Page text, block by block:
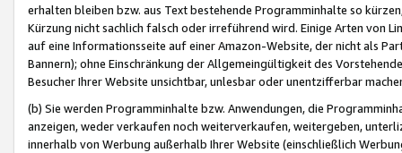
erhalten bleiben bzw. aus Text bestehende Programminhalte so
Kürzung nicht sachlich falsch oder irreführend wird. Einige Arten von
auf eine Informationsseite auf einer Amazon-Website, der nicht als
Bannern); ohne Einschränkung der Allgemeingültigkeit des
Besucher Ihrer Website unsichtbar, unlesbar oder unentzifferbar
(b) Sie werden Programminhalte bzw. Anwendungen, die
anzeigen, weder verkaufen noch weiterverkaufen, weitergeben,
innerhalb von Werbung außerhalb Ihrer Website (einschließlich